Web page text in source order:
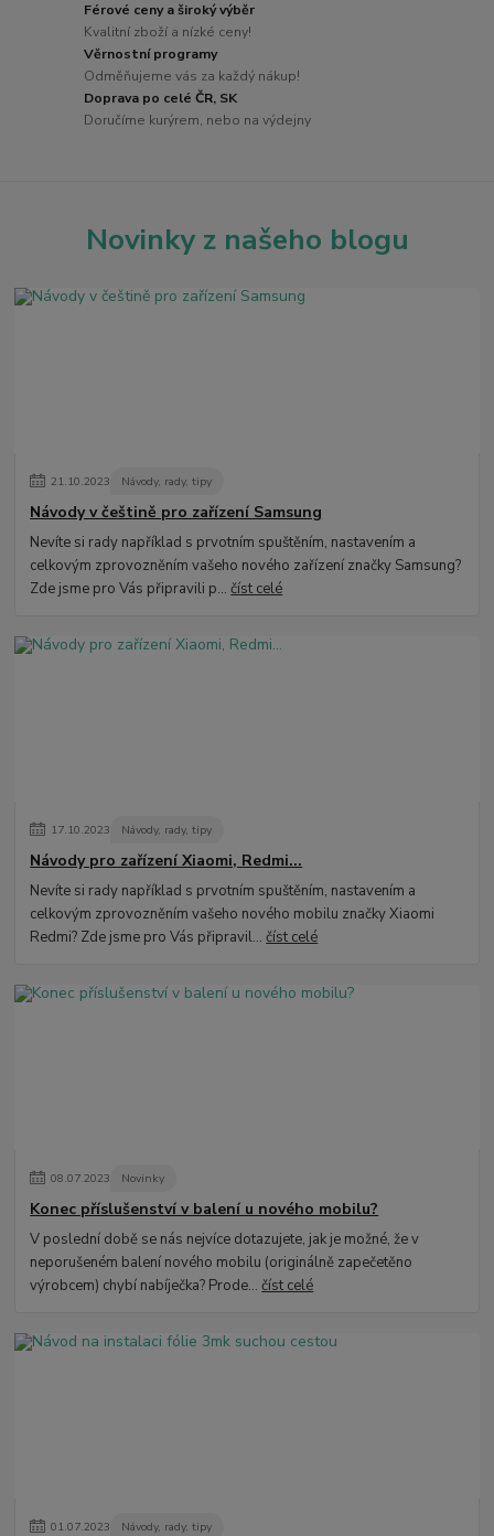
Férové ceny a široký výběr
Kvalitní zboží a nízké ceny!
Věrnostní programy
Odměňujeme vás za každý nákup!
Doprava po celé ČR, SK
Doručíme kurýrem, nebo na výdejny
Novinky z našeho blogu
21.10.2023 Návody, rady, tipy
Návody v češtině pro zařízení Samsung
Nevíte si rady například s prvotním spuštěním, nastavením a
celkovým zprovozněním vašeho nového zařízení značky Samsung?
Zde jsme pro Vás připravili p...číst celé
17.10.2023 Návody, rady, tipy
Návody pro zařízení Xiaomi, Redmi...
Nevíte si rady například s prvotním spuštěním, nastavením a
celkovým zprovozněním vašeho nového mobilu značky Xiaomi
Redmi? Zde jsme pro Vás připravil...číst celé
08.07.2023 Novinky
Konec příslušenství v balení u nového mobilu?
V poslední době se nás nejvíce dotazujete, jak je možné, že v
neporušeném balení nového mobilu (originálně zapečetěno
výrobcem) chybí nabíječka? Prode...číst celé
01.07.2023 Návody, rady, tipy